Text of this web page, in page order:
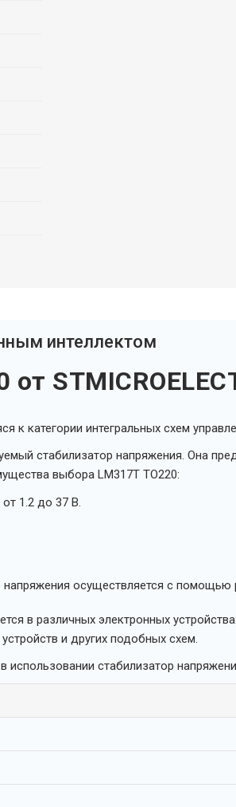
интеллектом
к категории интегральных схем
стабилизатор напряжения. Она
выбора LM317T TO220:
от 1.2 до 37 В.
напряжения осуществляется с помощью
в различных электронных
и других подобных схем.
стабилизатор